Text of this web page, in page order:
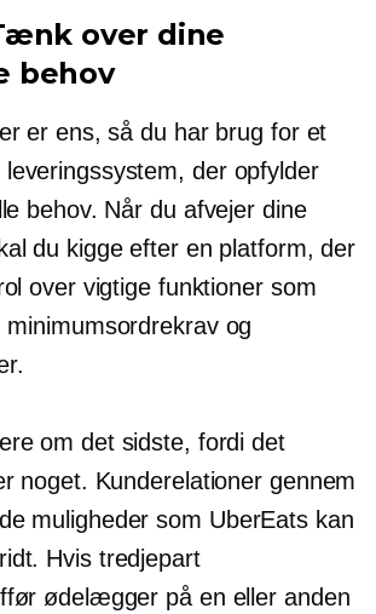
over dine
behov
er ens, så du har brug for et
der opfylder
behov. Når du afvejer dine
du kigge efter en platform, der
over vigtige funktioner som
minimumsordrekrav og
om det sidste, fordi det
noget. Kunderelationer gennem
muligheder som UberEats kan
Hvis tredjepart
ødelægger på en eller anden